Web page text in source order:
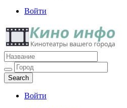
Войти
Кино инфо
Кинотеатры вашего города
Войти